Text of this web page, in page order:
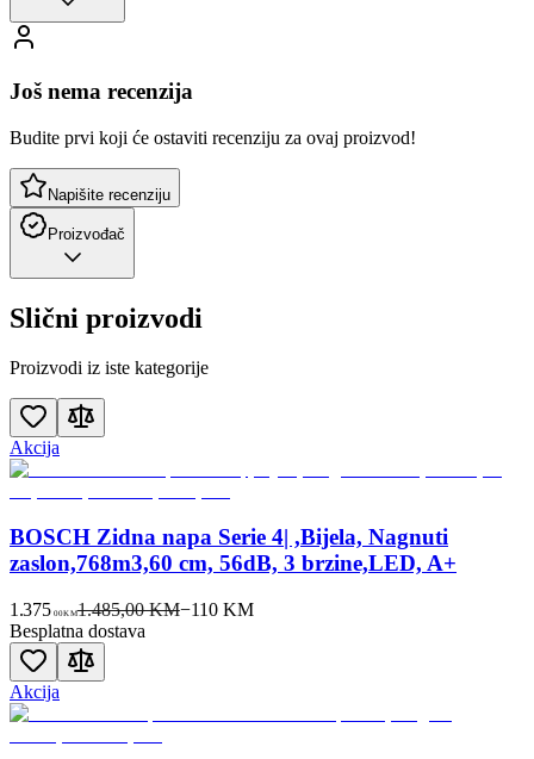
Još nema recenzija
Budite prvi koji će ostaviti recenziju za ovaj proizvod!
Napišite recenziju
Proizvođač
Slični proizvodi
Proizvodi iz iste kategorije
Akcija
BOSCH Zidna napa Serie 4| ,Bijela, Nagnuti
zaslon,768m3,60 cm, 56dB, 3 brzine,LED, A+
1.375 00KM1.485,00 KM−110KM
Besplatna dostava
Akcija